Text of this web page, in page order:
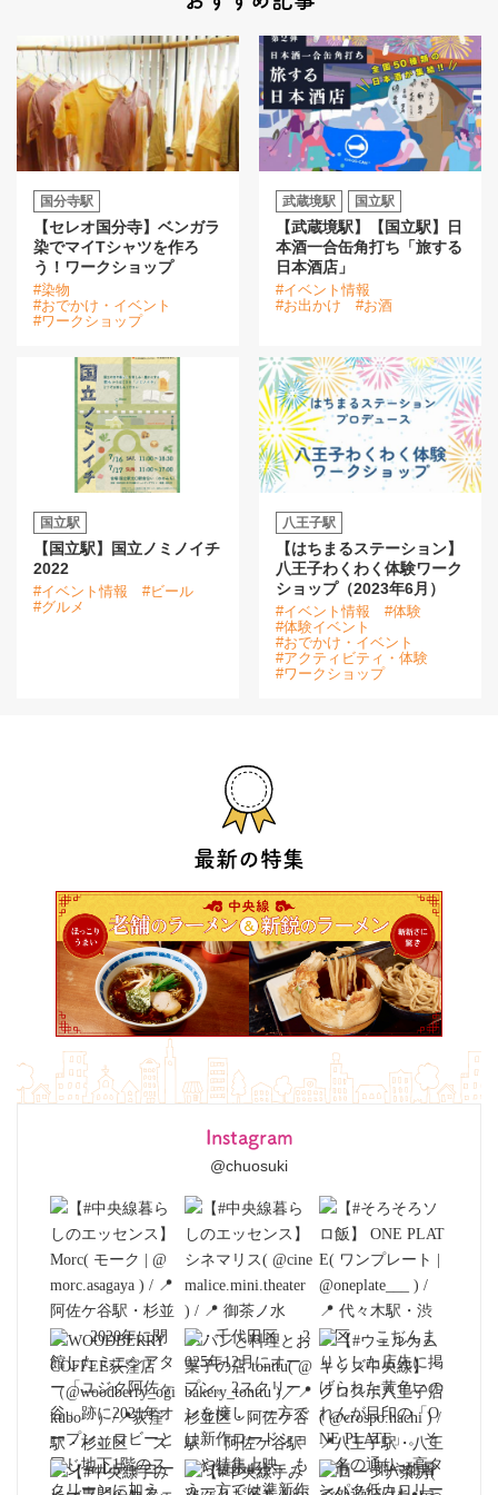
最新の特集
Instagram
@chuosuki
国分寺駅
【セレオ国分寺】ベンガラ
染でマイTシャツを作ろ
う！ワークショップ
#染物
#おでかけ・イベント
#ワークショップ
武蔵境駅 国立駅
【武蔵境駅】【国立駅】日
本酒一合缶角打ち「旅する
日本酒店」
#イベント情報
#お出かけ
#お酒
国立駅
【国立駅】国立ノミノイチ
2022
#イベント情報
#ビール
#グルメ
八王子駅
【はちまるステーション】
八王子わくわく体験ワーク
ショップ（2023年6月）
#イベント情報
#体験
#体験イベント
#おでかけ・イベント
#アクティビティ・体験
#ワークショップ